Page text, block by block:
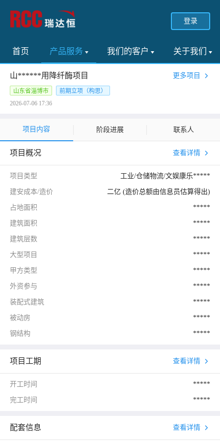
登录
首页 产品服务 我们的客户 关于我们
山******用降纤酶项目 更多项目
山东省淄博市
前期立项（构思）
2026-07-06 17:36
项目内容 阶段进展 联系人
项目概况 查看详情
项目类型 工业/仓储物流/文娱康乐*****
建安成本/造价 二亿 (造价总额由信息员估算得出)
占地面积 *****
建筑面积 *****
建筑层数 *****
大型项目 *****
甲方类型 *****
外资参与 *****
装配式建筑 *****
被动房 *****
钢结构 *****
项目工期 查看详情
开工时间 *****
完工时间 *****
配套信息 查看详情